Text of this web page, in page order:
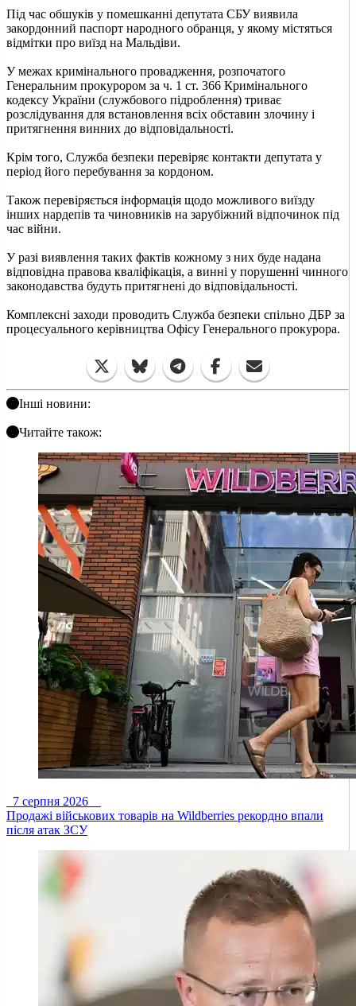
Під час обшуків у помешканні депутата СБУ виявила
закордонний паспорт народного обранця, у якому містяться
відмітки про виїзд на Мальдіви.
У межах кримінального провадження, розпочатого
Генеральним прокурором за ч. 1 ст. 366 Кримінального
кодексу України (службового підроблення) триває
розслідування для встановлення всіх обставин злочину і
притягнення винних до відповідальності.
Крім того, Служба безпеки перевіряє контакти депутата у
період його перебування за кордоном.
Також перевіряється інформація щодо можливого виїзду
інших нардепів та чиновників на зарубіжний відпочинок під
час війни.
У разі виявлення таких фактів кожному з них буде надана
відповідна правова кваліфікація, а винні у порушенні чинного
законодавства будуть притягнені до відповідальності.
Комплексні заходи проводить Служба безпеки спільно ДБР за
процесуального керівництва Офісу Генерального прокурора.
Інші новини:
Читайте також:
7 серпня 2026
Продажі військових товарів на Wildberries рекордно впали
після атак ЗСУ